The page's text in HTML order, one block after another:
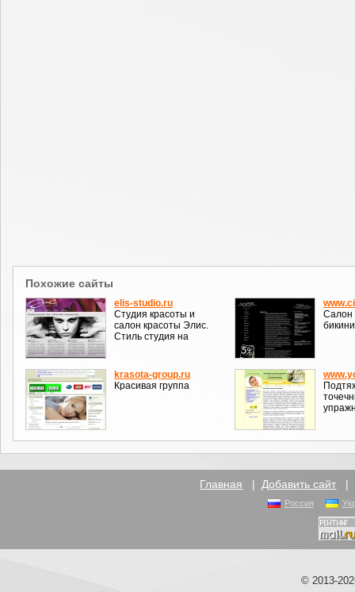
Похожие сайты
elis-studio.ru
Студия красоты и
салон красоты Элис.
Стиль студия на
Салон
krasota-group.ru
Красивая группа
Главная | Добавить сайт |
Россия
© 2013-